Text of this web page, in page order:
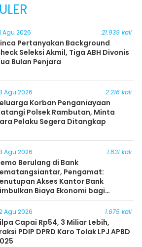
Agu 2026 21.939 kali
Pertanyakan Background
Seleksi Akmil, Tiga ABH Divonis
Bulan Penjara
Agu 2026 2.216 kali
Korban Penganiayaan
Polsek Rambutan, Minta
Pelaku Segera Ditangkap
Agu 2026 1.831 kali
Berulang di Bank
Pengamat:
Akses Kantor Bank
Biaya Ekonomi bagi
Agu 2026 1.675 kali
Capai Rp54, 3 Miliar Lebih,
PDIP DPRD Karo Tolak LPJ APBD